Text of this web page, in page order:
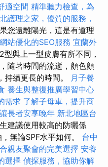
適空間 精準聽力檢查，為
護理之家，優質的服務，
您遠離陽光，這是有道理
站優化的SEO服務 宜蘭外
2型與上一型皮膚有所不同，
隨著時間的流逝，顏色顏
持續更長的時間。 月子餐
養生與整復推廣學習中心
需求 了解子母車，提升商
長者安享晚年 新北地區台
建議使用較高的防曬係
無論SPF水平如何。 台中
親友聚會的完美選擇 安養
選擇 偵探服務，協助你解